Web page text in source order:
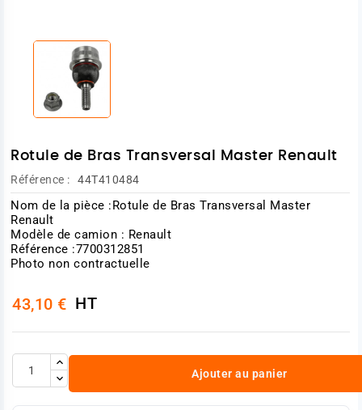
Rotule de Bras Transversal Master Renault
Référence : 44T410484
Nom de la pièce :Rotule de Bras Transversal Master
Renault
Modèle de camion : Renault
Référence :7700312851
Photo non contractuelle
43,10 € HT
Ajouter au panier